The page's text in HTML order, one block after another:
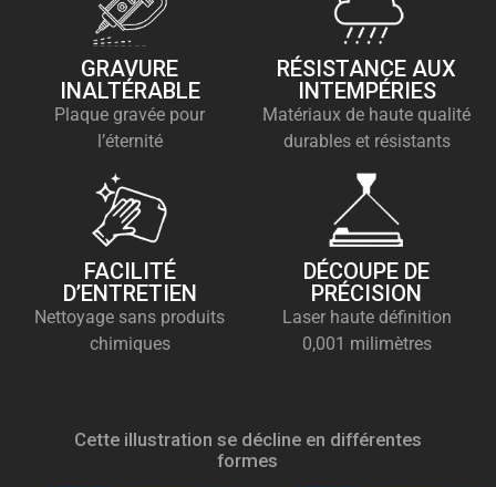
GRAVURE
INALTÉRABLE
Plaque gravée pour
l’éternité
RÉSISTANCE AUX
INTEMPÉRIES
Matériaux de haute qualité
durables et résistants
FACILITÉ
D’ENTRETIEN
Nettoyage sans produits
chimiques
DÉCOUPE DE
PRÉCISION
Laser haute définition
0,001 milimètres
Cette illustration se décline en différentes
formes